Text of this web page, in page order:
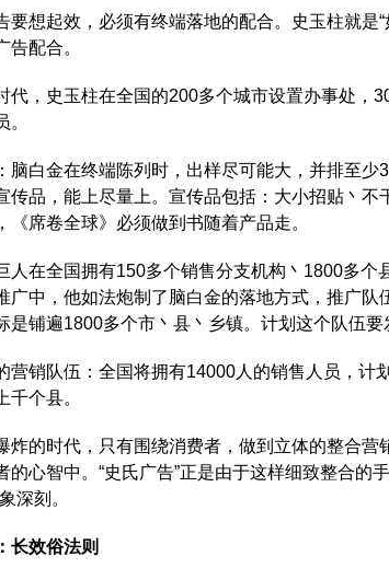
要想起效，必须有终端落地的配合。史玉柱就是
告配合。
代，史玉柱在全国的200多个城市设置办事处，
。
脑白金在终端陈列时，出样尽可能大，并排至少
传品，能上尽量上。宣传品包括：大小招贴丶不
《席卷全球》必须做到书随着产品走。
人在全国拥有150多个销售分支机构丶1800多个
广中，他如法炮制了脑白金的落地方式，推广队
是铺遍1800多个市丶县丶乡镇。计划这个队伍要
营销队伍：全国将拥有14000人的销售人员，计
千个县。
炸的时代，只有围绕消费者，做到立体的整合营
的心智中。“史氏广告”正是由于这样细致整合的
深刻。
长效俗法则